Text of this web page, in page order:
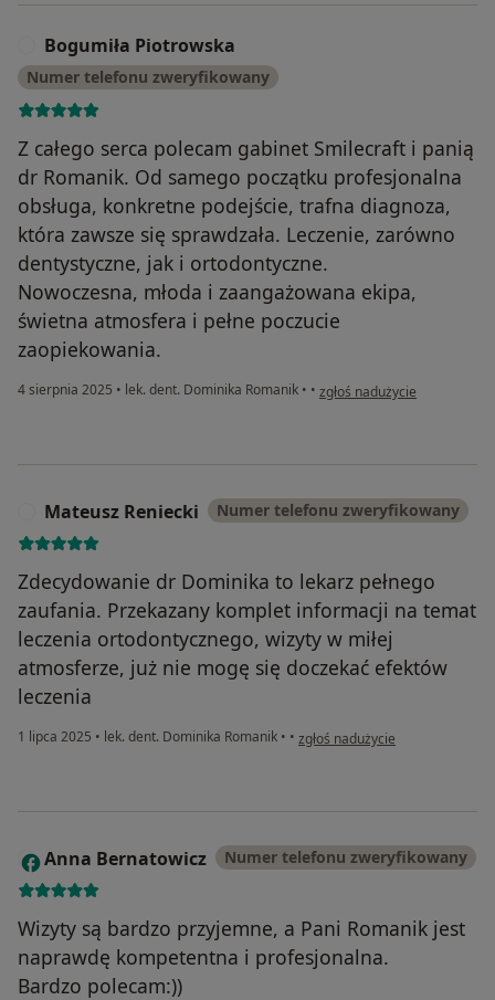
Bogumiła Piotrowska
Numer telefonu zweryfikowany
Z całego serca polecam gabinet Smilecraft i panią
dr Romanik. Od samego początku profesjonalna
obsługa, konkretne podejście, trafna diagnoza,
która zawsze się sprawdzała. Leczenie, zarówno
dentystyczne, jak i ortodontyczne.
Nowoczesna, młoda i zaangażowana ekipa,
świetna atmosfera i pełne poczucie
zaopiekowania.
4 sierpnia 2025 • lek. dent. Dominika Romanik • • w opinii użytkownika
zgłoś nadużycie
Mateusz Reniecki Numer telefonu zweryfikowany
Zdecydowanie dr Dominika to lekarz pełnego
zaufania. Przekazany komplet informacji na temat
leczenia ortodontycznego, wizyty w miłej
atmosferze, już nie mogę się doczekać efektów
leczenia
1 lipca 2025 • lek. dent. Dominika Romanik • • w opinii użytkownika Mateusz
zgłoś nadużycie
A Anna Bernatowicz Numer telefonu zweryfikowany
Wizyty są bardzo przyjemne, a Pani Romanik jest
naprawdę kompetentna i profesjonalna.
Bardzo polecam:))